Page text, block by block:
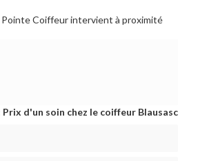
Pointe Coiffeur intervient à proximité
d'un soin chez le coiffeur Blausasc